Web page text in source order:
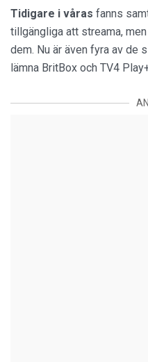
Tidigare i våras fanns
tillgängliga att streama,
dem. Nu är även fyra av de
lämna BritBox och TV4